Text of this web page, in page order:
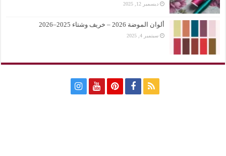
ديسمبر 12, 2025
ألوان الموضة 2026 – خريف وشتاء 2025–2026
سبتمبر 4, 2025